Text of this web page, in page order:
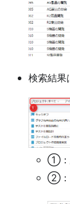
検索結果
①：
②：